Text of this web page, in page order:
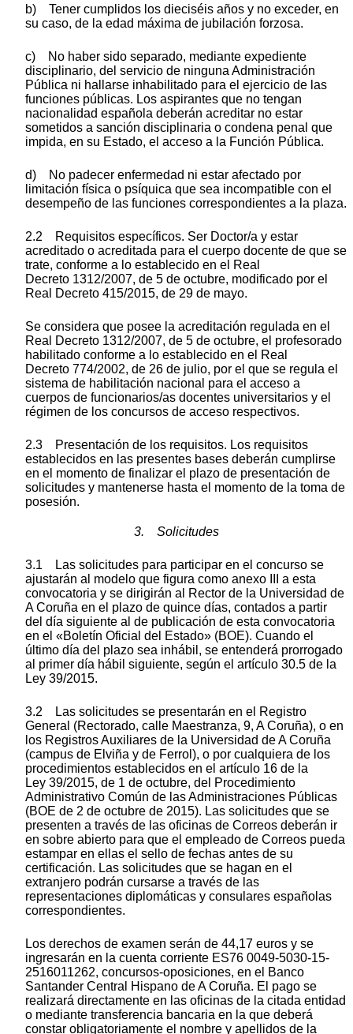
b) Tener cumplidos los dieciséis años y no exceder, en
su caso, de la edad máxima de jubilación forzosa.
c) No haber sido separado, mediante expediente
disciplinario, del servicio de ninguna Administración
Pública ni hallarse inhabilitado para el ejercicio de las
funciones públicas. Los aspirantes que no tengan
nacionalidad española deberán acreditar no estar
sometidos a sanción disciplinaria o condena penal que
impida, en su Estado, el acceso a la Función Pública.
d) No padecer enfermedad ni estar afectado por
limitación física o psíquica que sea incompatible con el
desempeño de las funciones correspondientes a la plaza.
2.2 Requisitos específicos. Ser Doctor/a y estar
acreditado o acreditada para el cuerpo docente de que se
trate, conforme a lo establecido en el Real
Decreto 1312/2007, de 5 de octubre, modificado por el
Real Decreto 415/2015, de 29 de mayo.
Se considera que posee la acreditación regulada en el
Real Decreto 1312/2007, de 5 de octubre, el profesorado
habilitado conforme a lo establecido en el Real
Decreto 774/2002, de 26 de julio, por el que se regula el
sistema de habilitación nacional para el acceso a
cuerpos de funcionarios/as docentes universitarios y el
régimen de los concursos de acceso respectivos.
2.3 Presentación de los requisitos. Los requisitos
establecidos en las presentes bases deberán cumplirse
en el momento de finalizar el plazo de presentación de
solicitudes y mantenerse hasta el momento de la toma de
posesión.
3. Solicitudes
3.1 Las solicitudes para participar en el concurso se
ajustarán al modelo que figura como anexo III a esta
convocatoria y se dirigirán al Rector de la Universidad de
A Coruña en el plazo de quince días, contados a partir
del día siguiente al de publicación de esta convocatoria
en el «Boletín Oficial del Estado» (BOE). Cuando el
último día del plazo sea inhábil, se entenderá prorrogado
al primer día hábil siguiente, según el artículo 30.5 de la
Ley 39/2015.
3.2 Las solicitudes se presentarán en el Registro
General (Rectorado, calle Maestranza, 9, A Coruña), o en
los Registros Auxiliares de la Universidad de A Coruña
(campus de Elviña y de Ferrol), o por cualquiera de los
procedimientos establecidos en el artículo 16 de la
Ley 39/2015, de 1 de octubre, del Procedimiento
Administrativo Común de las Administraciones Públicas
(BOE de 2 de octubre de 2015). Las solicitudes que se
presenten a través de las oficinas de Correos deberán ir
en sobre abierto para que el empleado de Correos pueda
estampar en ellas el sello de fechas antes de su
certificación. Las solicitudes que se hagan en el
extranjero podrán cursarse a través de las
representaciones diplomáticas y consulares españolas
correspondientes.
Los derechos de examen serán de 44,17 euros y se
ingresarán en la cuenta corriente ES76 0049-5030-15-
2516011262, concursos-oposiciones, en el Banco
Santander Central Hispano de A Coruña. El pago se
realizará directamente en las oficinas de la citada entidad
o mediante transferencia bancaria en la que deberá
constar obligatoriamente el nombre y apellidos de la